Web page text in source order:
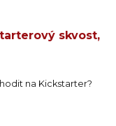
skvost,
na Kickstarter?